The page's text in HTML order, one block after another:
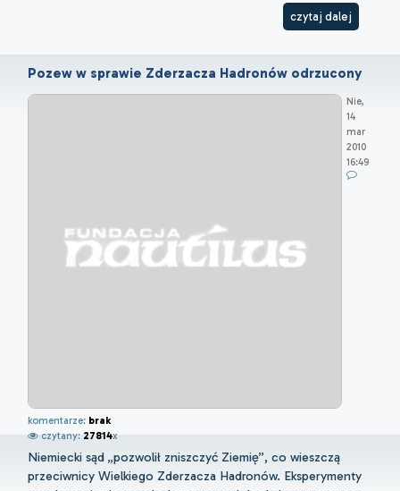
czytaj dalej
Pozew w sprawie Zderzacza Hadronów odrzucony
Nie,
14
mar
2010
16:49
komentarze: brak
czytany: 27814x
Niemiecki sąd „pozwolił zniszczyć Ziemię”, co wieszczą
przeciwnicy Wielkiego Zderzacza Hadronów. Eksperymenty